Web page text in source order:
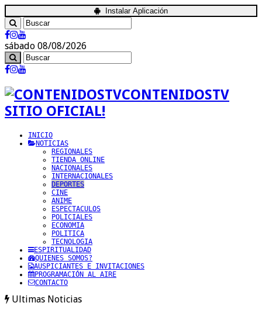
Instalar Aplicación
sábado 08/08/2026
CONTENIDOSTV
SITIO OFICIAL!
INICIO
NOTICIAS
REGIONALES
TIENDA ONLINE
NACIONALES
INTERNACIONALES
DEPORTES
CINE
ANIME
ESPECTACULOS
POLICIALES
ECONOMIA
POLITICA
TECNOLOGIA
ESPIRITUALIDAD
QUIENES SOMOS?
AUSPICIANTES E INVITACIONES
PROGRAMACIÓN AL AIRE
CONTACTO
Ultimas Noticias